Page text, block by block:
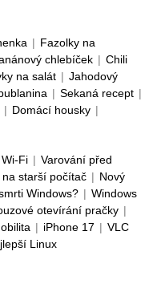
| Fazolky na
chlebíček | Chili
na salát | Jahodový
| Sekaná recept |
| Domácí housky |
Fi | Varování před
na starší počítač | Nový
Windows? | Windows
otevírání pračky |
| iPhone 17 | VLC
Linux